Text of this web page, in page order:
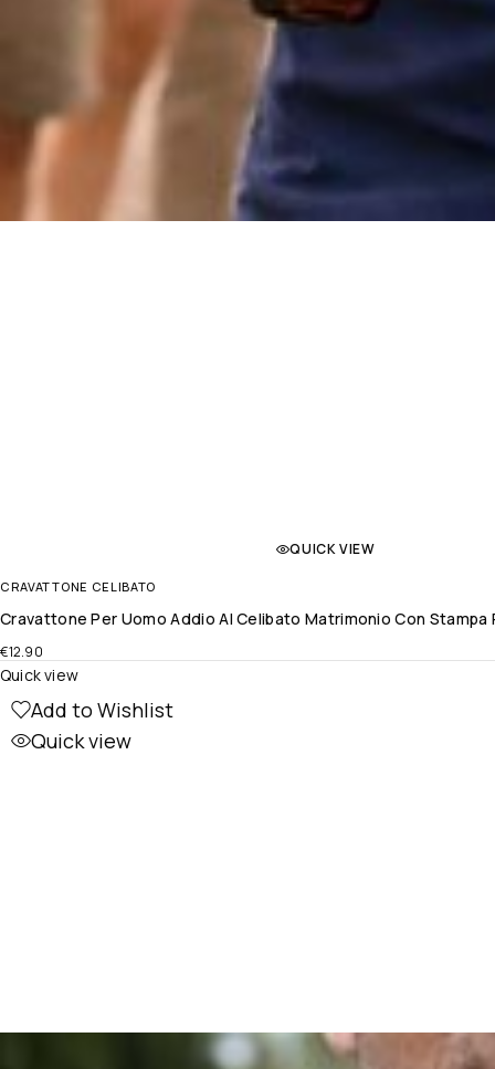
QUICK VIEW
CRAVATTONE CELIBATO
Cravattone Per Uomo Addio Al Celibato Matrimonio Con Stampa
€12.90
Add to Wishlist
Quick view
Quick view